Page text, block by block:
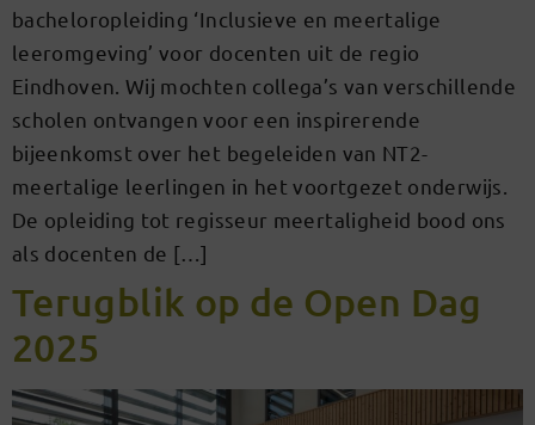
bacheloropleiding ‘Inclusieve en meertalige
leeromgeving’ voor docenten uit de regio
Eindhoven. Wij mochten collega’s van verschillende
scholen ontvangen voor een inspirerende
bijeenkomst over het begeleiden van NT2-
meertalige leerlingen in het voortgezet onderwijs.
De opleiding tot regisseur meertaligheid bood ons
als docenten de […]
Terugblik op de Open Dag
2025